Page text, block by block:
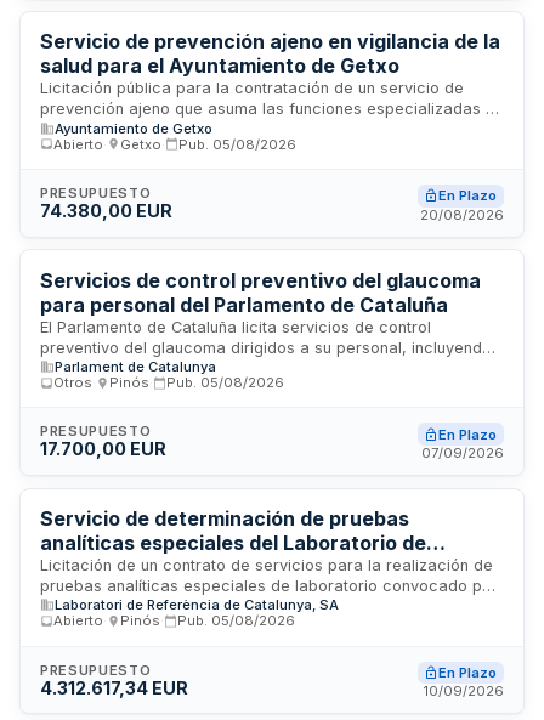
médicas, pruebas diagnósticas, ingresos y altas
hospitalarias.
Servicio de prevención ajeno en vigilancia de la
salud para el Ayuntamiento de Getxo
Licitación pública para la contratación de un servicio de
prevención ajeno que asuma las funciones especializadas en
vigilancia de la salud del personal del Ayuntamiento de
Getxo. El servicio incluye la realización de reconocimientos
seguimiento sanitario de los trabajadores municipales,
conforme a la normativa de prevención de riesgos laborales.
profesionales sanitarios cualificados que garanticen el
cumplimiento de las obligaciones legales en materia de salud
Ayuntamiento de Getxo
Abierto
Getxo Pub. 05/08/2026
PRESUPUESTO
74.380,00 EUR
En Plazo
20/08/2026
Servicios de control preventivo del glaucoma
para personal del Parlamento de Cataluña
El Parlamento de Cataluña licita servicios de control
preventivo del glaucoma dirigidos a su personal, incluyendo
revisiones oftalmológicas, pruebas complementarias de
diagnóstico y refracción óptica. El contrato abarca las
prestaciones que se determinarán durante la ejecución
conforme a las necesidades reales. Se incluyen formación
personal especializado y verificación del cumplimiento de
requisitos técnicos.
Parlament de Catalunya
Otros
Pinós Pub. 05/08/2026
PRESUPUESTO
17.700,00 EUR
En Plazo
07/09/2026
Servicio de determinación de pruebas
analíticas especiales del Laboratorio de
Referencia de Cataluña
Licitación de un contrato de servicios para la realización de
pruebas analíticas especiales de laboratorio convocado por
el Laboratorio de Referencia de Cataluña, Sociedad
Anónima. El contrato incluye el cumplimiento de requisitos de
datos e interoperabilidad definidos por el organismo
contratante y organismos competentes. El adjudicatario
Laboratori de Referència de Catalunya, SA
Abierto
Pinós Pub. 05/08/2026
PRESUPUESTO
4.312.617,34 EUR
En Plazo
10/09/2026